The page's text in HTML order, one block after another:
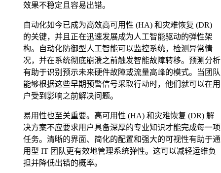
效果不稳定且容易出错。
自动化如今已成为高效高可用性 (HA) 和灾难恢复 (DR)
的关键，并且正在迅速发展成为人工智能驱动的弹性架
构。自动化防御型人工智能可以监控系统，检测异常情
况，并在系统彻底崩溃之前触发智能故障转移。预测分析
有助于识别预示未来硬件故障或流量高峰的模式。当团队
能够根据这些早期预警信号采取行动时，他们就可以在用
户受到影响之前解决问题。
易用性也至关重要。高可用性 (HA) 和灾难恢复 (DR) 解
决方案不应要求用户具备深厚的专业知识才能完成每一项
任务。清晰的界面、简化的配置和强大的可视性有助于通
用型 IT 团队更有效地管理系统弹性。这可以减轻运维负
担并降低出错的概率。